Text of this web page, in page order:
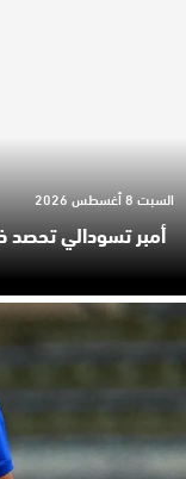
السبت 8 أغسطس 2026